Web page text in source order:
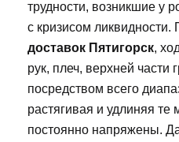
трудности, возникшие у
с кризисом
доставок Пятигорск,
рук, плеч, верхней части
посредством всего
растягивая и удлиняя
постоянно напряжены.